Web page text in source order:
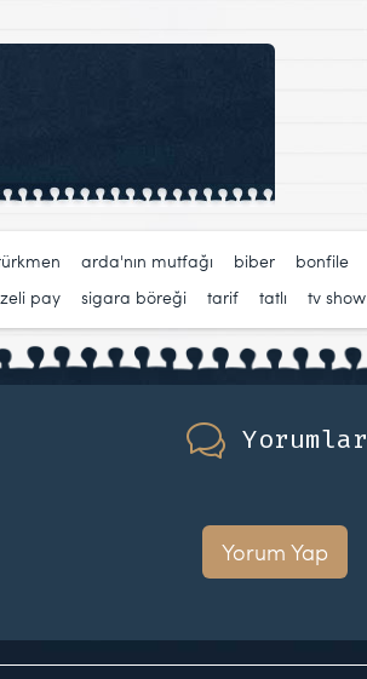
arda'nın mutfağı biber bonfile
pay sigara böreği tarif tatlı tv show
Yorumlar
Yorum Yap